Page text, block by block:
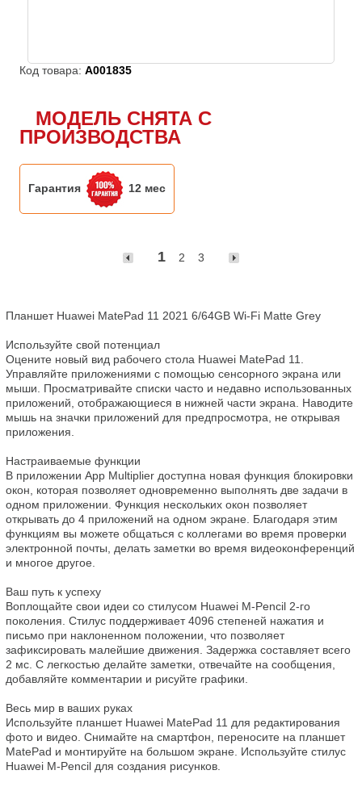
Код товара:A001835
МОДЕЛЬ СНЯТА С
ПРОИЗВОДСТВА
Гарантия 12 мес
1 2 3
Планшет Huawei MatePad 11 2021 6/64GB Wi-Fi Matte Grey
Используйте свой потенциал
Оцените новый вид рабочего стола Huawei MatePad 11.
Управляйте приложениями с помощью сенсорного экрана или
мыши. Просматривайте списки часто и недавно использованных
приложений, отображающиеся в нижней части экрана. Наводите
мышь на значки приложений для предпросмотра, не открывая
приложения.
Настраиваемые функции
В приложении App Multiplier доступна новая функция блокировки
окон, которая позволяет одновременно выполнять две задачи в
одном приложении. Функция нескольких окон позволяет
открывать до 4 приложений на одном экране. Благодаря этим
функциям вы можете общаться с коллегами во время проверки
электронной почты, делать заметки во время видеоконференций
и многое другое.
Ваш путь к успеху
Воплощайте свои идеи со стилусом Huawei M-Pencil 2-го
поколения. Стилус поддерживает 4096 степеней нажатия и
письмо при наклоненном положении, что позволяет
зафиксировать малейшие движения. Задержка составляет всего
2 мс. С легкостью делайте заметки, отвечайте на сообщения,
добавляйте комментарии и рисуйте графики.
Весь мир в ваших руках
Используйте планшет Huawei MatePad 11 для редактирования
фото и видео. Снимайте на смартфон, переносите на планшет
MatePad и монтируйте на большом экране. Используйте стилус
Huawei M-Pencil для создания рисунков.